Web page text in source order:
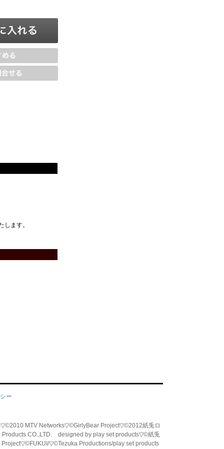
ます。
ー
MTV Networks▽©GirlyBear Project▽©2012紙兎ロ
Products CO.,LTD. designed by play set products▽©紙兎
▽©Tezuka Productions/play set products